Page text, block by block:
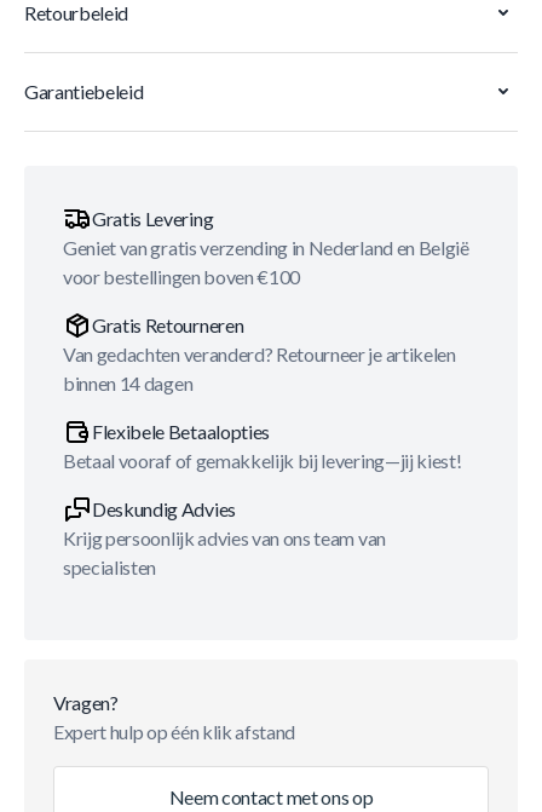
Retourbeleid
Garantiebeleid
Gratis Levering
Geniet van gratis verzending in Nederland en België
voor bestellingen boven €100
Gratis Retourneren
Van gedachten veranderd? Retourneer je artikelen
binnen 14 dagen
Flexibele Betaalopties
Betaal vooraf of gemakkelijk bij levering—jij kiest!
Deskundig Advies
Krijg persoonlijk advies van ons team van
specialisten
Vragen?
Expert hulp op één klik afstand
Neem contact met ons op